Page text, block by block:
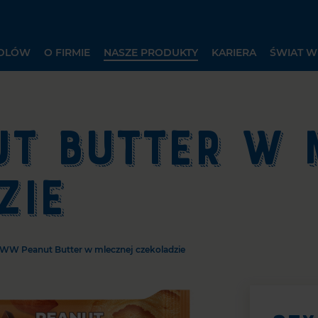
O FIRMIE NASZE PRODUKTY KARIERA ŚWIAT
BUTTER W
WW Peanut Butter w mlecznej czekoladzie